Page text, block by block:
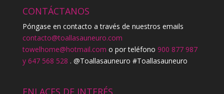
CONTÁCTANOS
Póngase en contacto a través de nuestros emails
contacto@toallasauneuro.com
towelhome@hotmail.com o por teléfono 900 877 987
y 647 568 528 . @Toallasauneuro #Toallasauneuro
ENLACES DE INTERÉS